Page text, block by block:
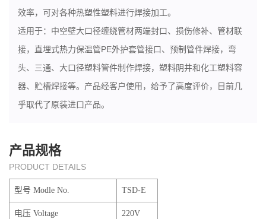
效率，可对各种热塑性塑料进行焊接加工。
适用于：中空壁大口径缠绕管材两端封口、损伤修补、管材联
接，直埋式热力保温管PE外护套管接口、预制管件焊接，弯
头、三通、大口径塑料管件制作焊接，塑料阴井和化工塑料容
器、贮槽焊接等。产品经客户使用，给予了高度评价，目前几
乎取代了原装进口产品。
产品规格
PRODUCT DETAILS
型号 Modle No. TSD-E
电压 Voltage 220V